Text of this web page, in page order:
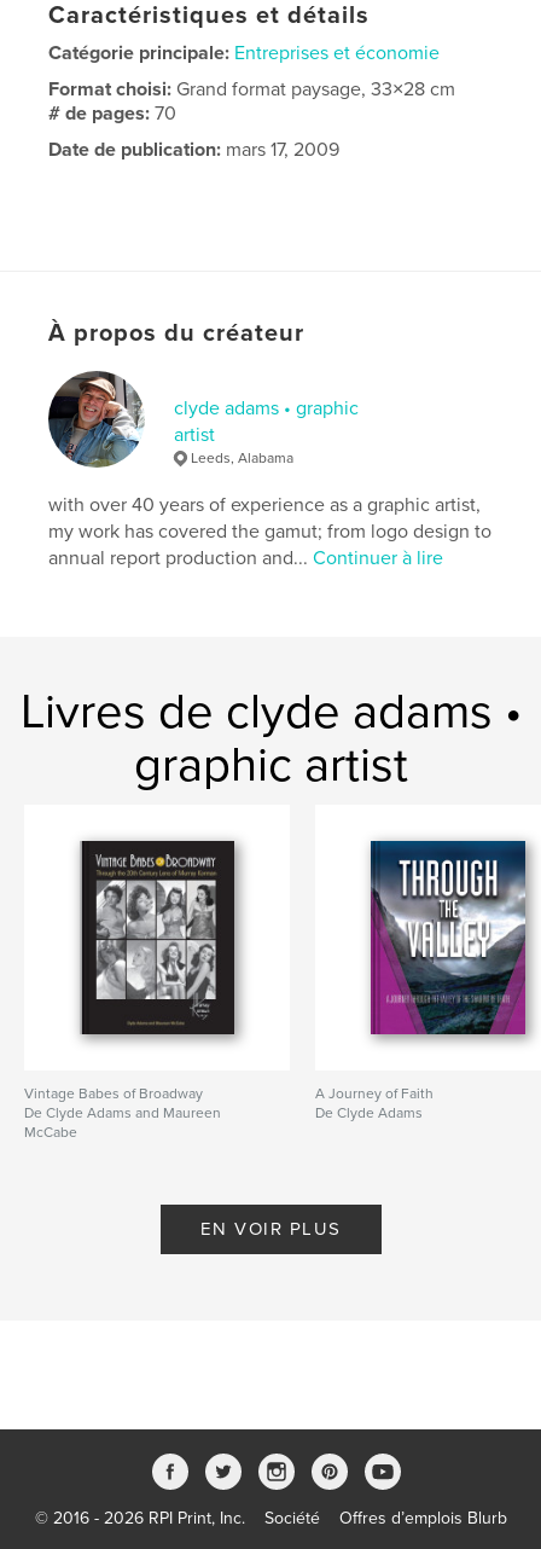
Caractéristiques et détails
Catégorie principale: Entreprises et économie
Format choisi: Grand format paysage, 33×28 cm
# de pages:70
Date de publication: mars 17, 2009
À propos du créateur
clyde adams • graphic
artist
Leeds, Alabama
with over 40 years of experience as a graphic artist,
my work has covered the gamut; from logo design to
annual report production and...Continuer à lire
Livres de clyde adams •
graphic artist
Vintage Babes of Broadway
De Clyde Adams and Maureen
McCabe
A Journey of Faith
De Clyde Adams
EN VOIR PLUS
© 2016 - 2026 RPI Print, Inc. Société
Offres d’emplois Blurb